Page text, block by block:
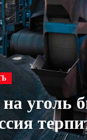
уголь